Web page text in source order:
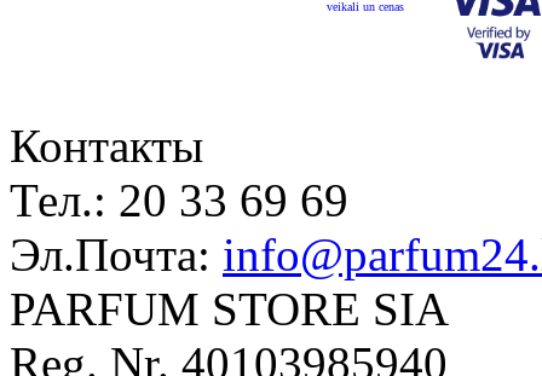
Контакты
Тел.: 20 33 69 69
Эл.Почта:
PARFUM STORE SIA
Reg. Nr. 40103985940